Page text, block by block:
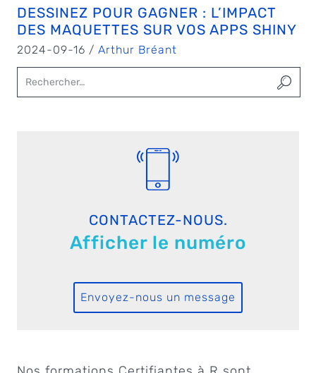
DESSINEZ POUR GAGNER : L’IMPACT
DES MAQUETTES SUR VOS APPS SHINY
2024-09-16 / Arthur Bréant
CONTACTEZ-NOUS.
Afficher le numéro
Envoyez-nous un message